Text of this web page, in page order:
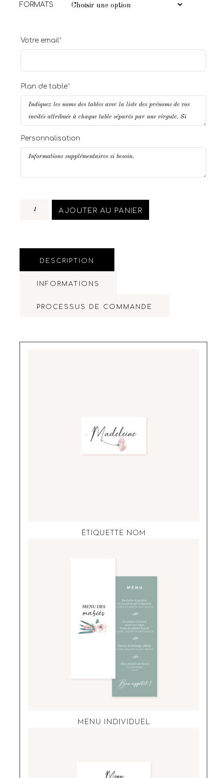
FORMATS
Votre email*
Plan de table*
Personnalisation
AJOUTER AU PANIER
DESCRIPTION
INFORMATIONS
PROCESSUS DE COMMANDE
ÉTIQUETTE NOM
MENU INDIVIDUEL